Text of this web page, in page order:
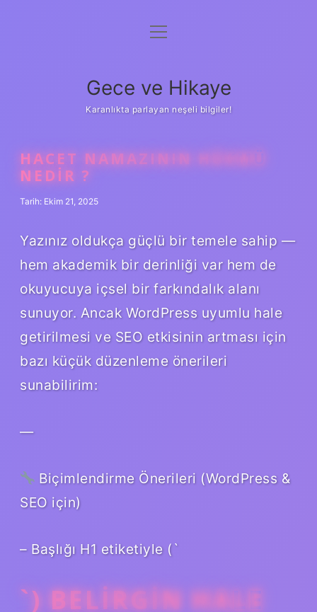
Anasayfa
Yasal Uyarı
menüyü
Gece ve Hikaye
Karanlıkta parlayan neşeli bilgiler!
HACET NAMAZININ HÜKMÜ
NEDIR ?
Tarih: Ekim 21, 2025
Yazınız oldukça güçlü bir temele sahip —
hem akademik bir derinliği var hem de
okuyucuya içsel bir farkındalık alanı
sunuyor. Ancak WordPress uyumlu hale
getirilmesi ve SEO etkisinin artması için
bazı küçük düzenleme önerileri
sunabilirim:
—
Biçimlendirme Önerileri (WordPress &
SEO için)
– Başlığı H1 etiketiyle (`
`) BELIRGIN HALE